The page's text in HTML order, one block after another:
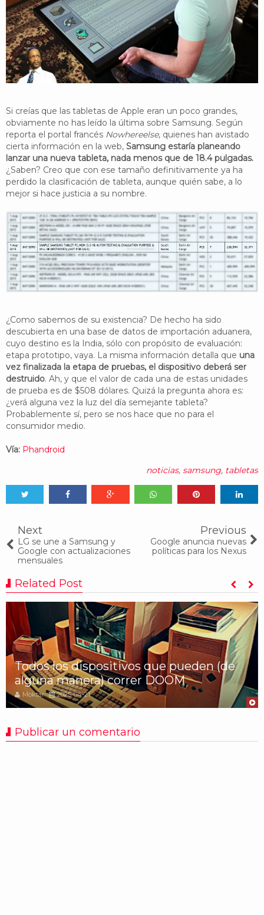
Si creías que las tabletas de Apple eran un poco grandes,
obviamente no has leído la última sobre Samsung. Según
reporta el portal francés Nowhereelse, quienes han avistado
cierta información en la web, Samsung estaría planeando
lanzar una nueva tableta, nada menos que de 18.4 pulgadas.
¿Saben? Creo que con ese tamaño definitivamente ya ha
perdido la clasificación de tableta, aunque quién sabe, a lo
mejor si hace justicia a su nombre.
¿Como sabemos de su existencia? De hecho ha sido
descubierta en una base de datos de importación aduanera,
cuyo destino es la India, sólo con propósito de evaluación:
etapa prototipo, vaya. La misma información detalla que una
vez finalizada la etapa de pruebas, el dispositivo deberá ser
destruido. Ah, y que el valor de cada una de estas unidades
de prueba es de $508 dólares. Quizá la pregunta ahora es:
¿verá alguna vez la luz del día semejante tableta?
Probablemente sí, pero se nos hace que no para el
consumidor medio.
Vía: Phandroid
noticias, samsung, tabletas
Next
LG se une a Samsung y
Google con actualizaciones
mensuales
Previous
Google anuncia nuevas
políticas para los Nexus
Related Post
Todos los dispositivos que pueden (de
alguna manera) correr DOOM
Moktar 2025-04-21
Publicar un comentario
YouTube
Twitter
Foro